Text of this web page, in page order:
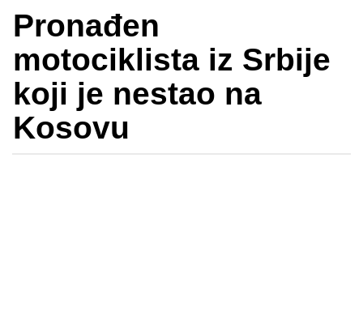
Pronađen
motociklista iz Srbije
koji je nestao na
Kosovu